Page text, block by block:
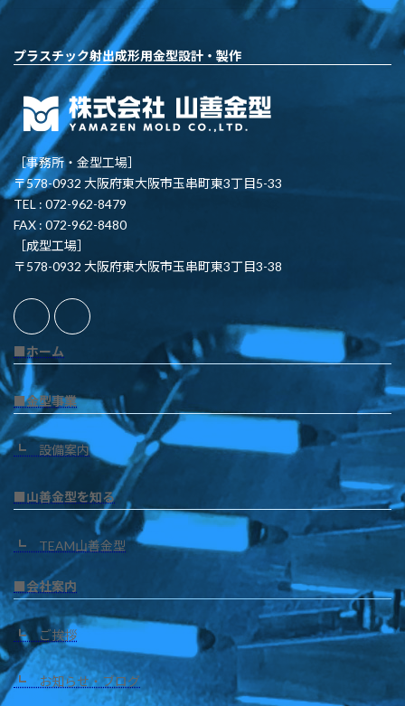
プラスチック射出成形用金型設計・製作
［事務所・金型工場］
〒578-0932 大阪府東大阪市玉串町東3丁目5-33
TEL : 072-962-8479
FAX : 072-962-8480
［成型工場］
〒578-0932 大阪府東大阪市玉串町東3丁目3-38
■ホーム
■金型事業
┗ 設備案内
■山善金型を知る
┗ TEAM山善金型
■会社案内
┗ ご挨拶
┗ お知らせ・ブログ